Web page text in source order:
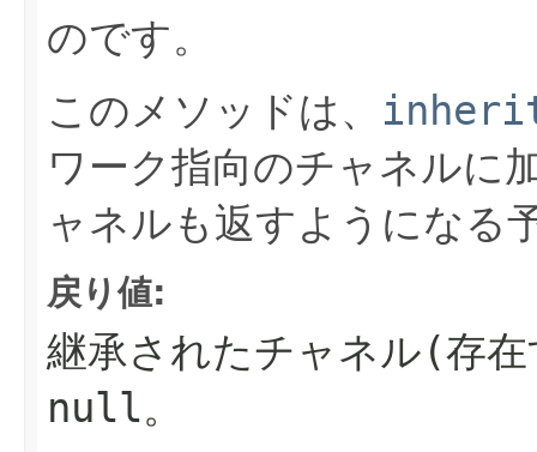
のです。
このメソッドは、
ワーク指向のチャネルに
ャネルも返すようになる
戻り値:
継承されたチャネル(存
null。